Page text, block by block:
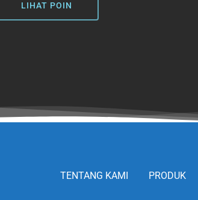
LIHAT POIN
TENTANG KAMI PRODUK